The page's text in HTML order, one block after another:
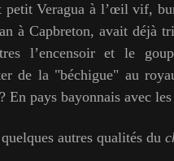
Veragua à l’œil vif,
à Capbreton, avait déjà
l’encensoir et le
de la "béchigue" au
En pays bayonnais avec
autres qualités du